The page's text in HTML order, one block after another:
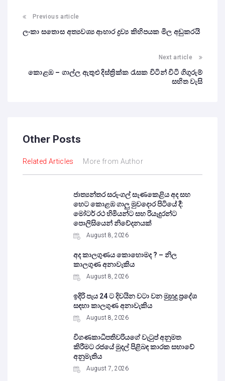
Previous article
ලංකා සතොස අත්‍යවශ්‍ය ආහාර ද්‍රව්‍ය කිහිපයක මිල අඩුකරයි
Next article
කොළඹ – ගාල්ල ඇතුළු දිස්ත්‍රික්ක රැසක විටින් විටි ගිගුරුම්
සහිත වැසි
Other Posts
Related Articles More from Author
ජාත්‍යන්තර සරුංගල් සැණකෙළිය අද සහ
හෙට කොළඹ ගාලු මුවදොර පිටියේ දී:
මෝටර් රථ හිමියන්ට සහ රියැදුරන්ට
පොලිසියෙන් නිවේදනයක්
August 8, 2026
අද කාලගුණය කොහොමද ? – නිල
කාලගුණ අනාවැකිය
August 8, 2026
ඉදිරි පැය 24 ට දිවයින වටා වන මුහුදු ප්‍රදේශ
සඳහා කාලගුණ අනාවැකිය
August 8, 2026
විගණකාධිපතිවරියගේ වැටුප් අනුමත
කිරීමට රජයේ මුදල් පිළිබඳ කාරක සභාවේ
අනුමැතිය
August 7, 2026